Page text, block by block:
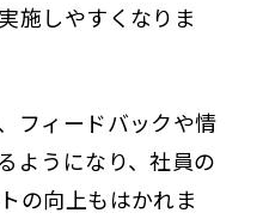
施しやすくなりま
フィードバックや情
ようになり、社員の
の向上もはかれま